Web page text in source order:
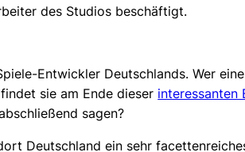
des Studios beschäftigt.
Entwickler Deutschlands. Wer
sie am Ende dieser interessanten
sagen?
Deutschland ein sehr